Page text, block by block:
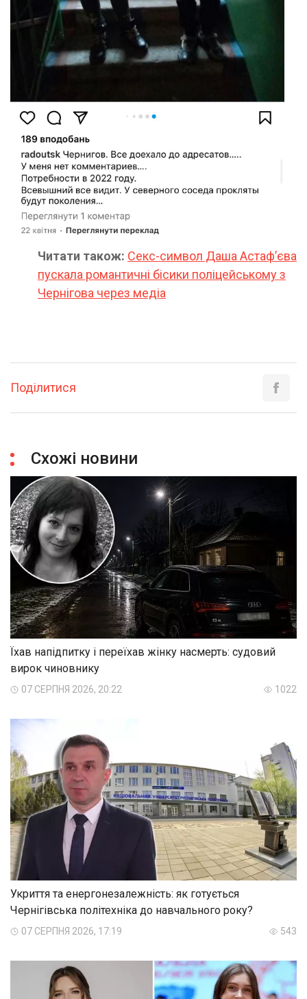
Читати також: Секс-символ Даша Астаф’єва
пускала романтичні бісики поліцейському з
Чернігова через медіа
Поділитися
Схожі новини
Їхав напідпитку і переїхав жінку насмерть: судовий
вирок чиновнику
07 СЕРПНЯ 2026, 20:22 1022
Укриття та енергонезалежність: як готується
Чернігівська політехніка до навчального року?
07 СЕРПНЯ 2026, 17:19 543